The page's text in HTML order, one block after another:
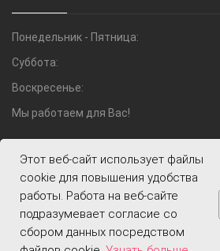
Понедельник - Пятница:
Суббота:
Воскресенье:
Мы работаем для Вас!
© 2009—2026 Компания
Этот веб-сайт использует файлы
cookie для повышения удобства
работы. Работа на веб-сайте
подразумевает согласие со
сбором данных посредством